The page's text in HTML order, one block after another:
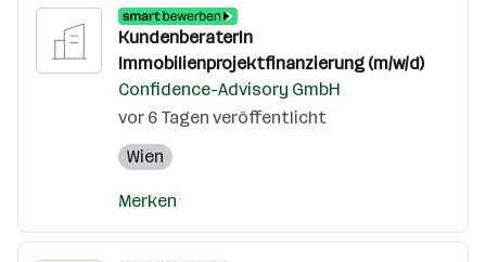
KundenberaterIn
Immobilienprojektfinanzierung (m/w/d)
Confidence-Advisory GmbH
vor 6 Tagen veröffentlicht
Wien
Merken